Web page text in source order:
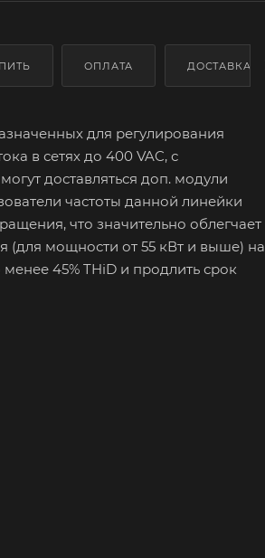
ОПЛАТА ДОСТАВКА
для регулирования
в сетях до 400 VAC, с
доставляться доп. модули
частоты данной линейки
что значительно облегчает
(для мощности от 55 кВт и выше) на
45% THiD и продлить срок